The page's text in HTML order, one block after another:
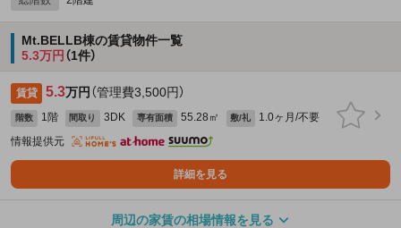
Mt.BELLB棟の賃貸物件一覧
5.3万円（1件）
賃貸 5.3万円（管理費3,500円）
階数 1階 間取り 3DK 専有面積 55.28㎡ 敷/礼
1.0ヶ月/不要
情報提供元
詳細を見る
周辺の家賃の相場情報を見る